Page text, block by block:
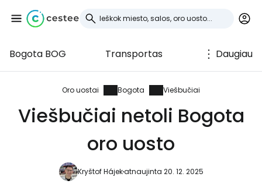
Bogota BOG Transportas Daugiau
Oro uostai Bogota Viešbučiai
Viešbučiai netoli Bogota
oro uosto
Kryštof Hájekatnaujinta 20. 12. 2025
Prisijunkite prie
Cestee
... pasaulinė kelionių bendruomenė